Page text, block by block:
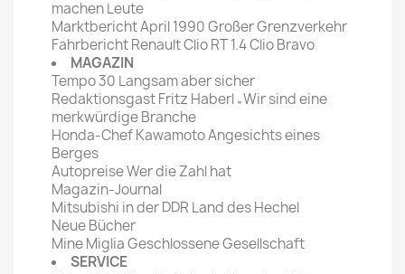
machen Leute
Marktbericht April 1990 Großer Grenzverkehr
Fahrbericht Renault Clio RT 1.4 Clio Bravo
MAGAZIN
Tempo 30 Langsam aber sicher
Redaktionsgast Fritz Haberl „Wir sind eine
merkwürdige Branche
Honda-Chef Kawamoto Angesichts eines
Berges
Autopreise Wer die Zahl hat
Magazin-Journal
Mitsubishi in der DDR Land des Hechel
Neue Bücher
Mine Miglia Geschlossene Gesellschaft
SERVICE